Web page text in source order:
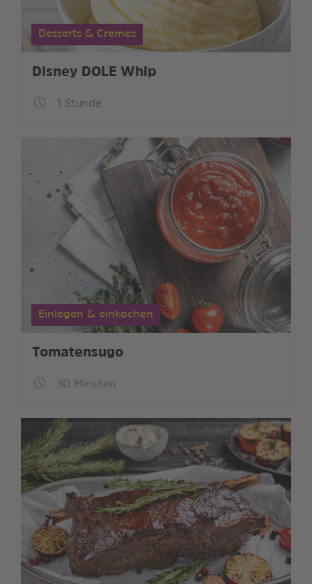
Desserts & Cremes
Disney DOLE Whip
1 Stunde
Einlegen & einkochen
Tomatensugo
30 Minuten